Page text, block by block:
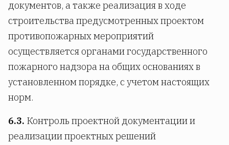
документов, а также реализация в ходе
строительства предусмотренных проектом
противопожарных мероприятий
осуществляется органами государственного
пожарного надзора на общих основаниях в
установленном порядке, с учетом настоящих
норм.
6.3. Контроль проектной документации и
реализации проектных решений